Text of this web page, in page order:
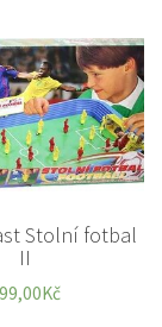
Stolní fotbal
II
Kč